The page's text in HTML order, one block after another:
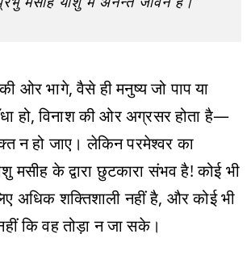
ओर भागे, वैसे ही मनुष्य जो पाप या
हो, विनाश की ओर अग्रसर होता है—
न हो जाए। लेकिन परमेश्वर का
मसीह के द्वारा छुटकारा संभव है! कोई भी
अधिक शक्तिशाली नहीं है, और कोई भी
कि वह तोड़ा न जा सके।